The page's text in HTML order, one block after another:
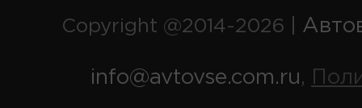
Copyright @2014-2026 |
info@avtovse.com.ru,